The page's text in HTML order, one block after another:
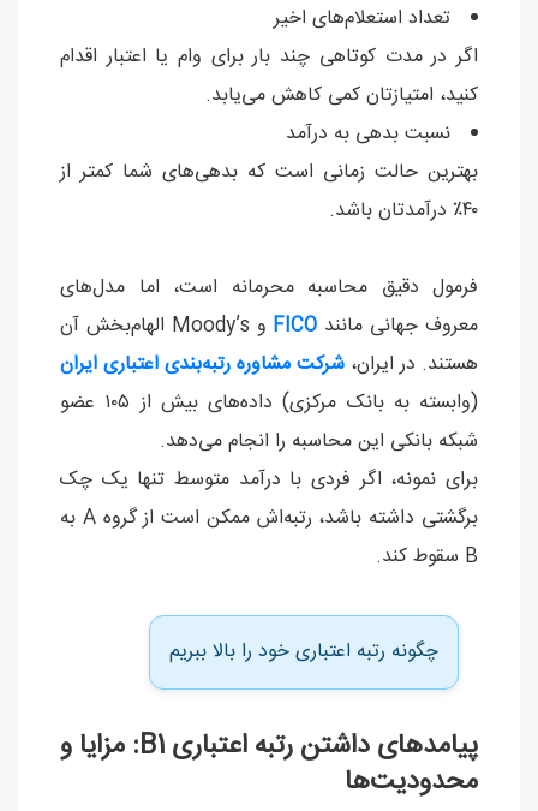
تعداد استعلام‌های اخیر
اگر در مدت کوتاهی چند بار برای وام یا اعتبار اقدام
کنید، امتیازتان کمی کاهش می‌یابد.
نسبت بدهی به درآمد
بهترین حالت زمانی است که بدهی‌های شما کمتر از
۴۰٪ درآمدتان باشد.
فرمول دقیق محاسبه محرمانه است، اما مدل‌های
معروف جهانی مانند FICO
و Moody’s الهام‌بخش آن
هستند. در ایران، شرکت مشاوره رتبه‌بندی اعتباری ایران
(وابسته به بانک مرکزی) داده‌های بیش از ۱۰۵ عضو
شبکه بانکی این محاسبه را انجام می‌دهد.
برای نمونه، اگر فردی با درآمد متوسط تنها یک چک
برگشتی داشته باشد، رتبه‌اش ممکن است از گروه A به
B سقوط کند.
چگونه رتبه اعتباری خود را بالا ببریم
پیامدهای داشتن رتبه اعتباری B1: مزایا و
محدودیت‌ها